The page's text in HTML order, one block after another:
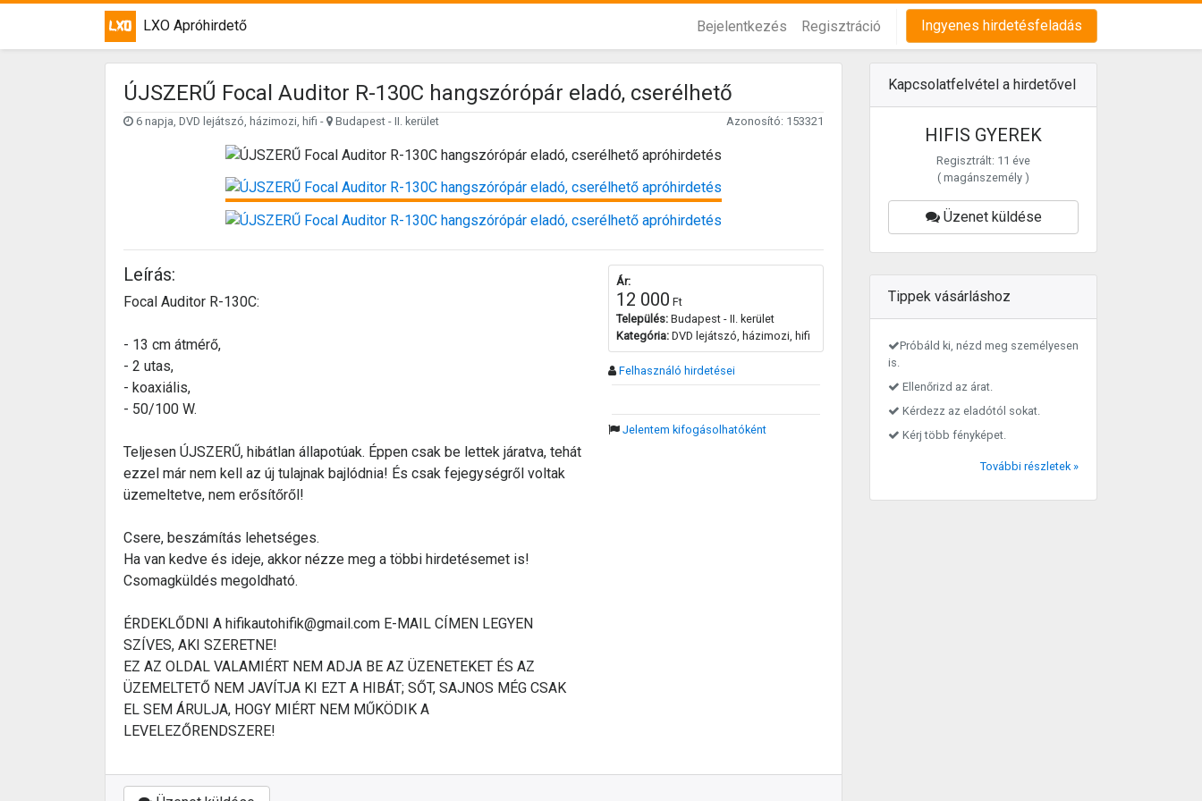
LXO Apróhirdető Bejelentkezés Regisztráció Ingyenes hirdetésfeladás
ÚJSZERŰ Focal Auditor R-130C hangszórópár eladó, cserélhető
6 napja, DVD lejátszó, házimozi, hifi - Budapest - II. kerület Azonosító: 153321
Leírás:
Focal Auditor R-130C:
- 13 cm átmérő,
- 2 utas,
- koaxiális,
- 50/100 W.
Teljesen ÚJSZERŰ, hibátlan állapotúak. Éppen csak be lettek járatva, tehát
ezzel már nem kell az új tulajnak bajlódnia! És csak fejegységről voltak
üzemeltetve, nem erősítőről!
Csere, beszámítás lehetséges.
Ha van kedve és ideje, akkor nézze meg a többi hirdetésemet is!
Csomagküldés megoldható.
ÉRDEKLŐDNI A hifikautohifik@gmail.com E-MAIL CÍMEN LEGYEN
SZÍVES, AKI SZERETNE!
EZ AZ OLDAL VALAMIÉRT NEM ADJA BE AZ ÜZENETEKET ÉS AZ
ÜZEMELTETŐ NEM JAVÍTJA KI EZT A HIBÁT; SŐT, SAJNOS MÉG CSAK
EL SEM ÁRULJA, HOGY MIÉRT NEM MŰKÖDIK A
LEVELEZŐRENDSZERE!
Ár:
12 000 Ft
Település:Budapest - II. kerület
Kategória:DVD lejátszó, házimozi, hifi
Felhasználó hirdetései
Jelentem kifogásolhatóként
Kapcsolatfelvétel a hirdetővel
HIFIS GYEREK
Regisztrált: 11 éve
( magánszemély )
Üzenet küldése
Tippek vásárláshoz
Próbáld ki, nézd meg személyesen
is.
Ellenőrizd az árat.
Kérdezz az eladótól sokat.
Kérj több fényképet.
További részletek »